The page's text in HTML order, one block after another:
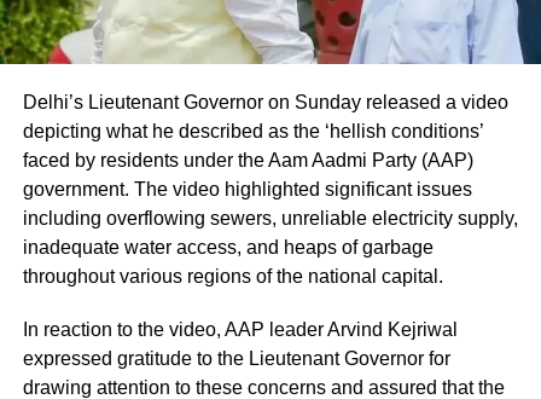
Delhi’s Lieutenant Governor on Sunday released a video
depicting what he described as the ‘hellish conditions’
faced by residents under the Aam Aadmi Party (AAP)
government. The video highlighted significant issues
including overflowing sewers, unreliable electricity supply,
inadequate water access, and heaps of garbage
throughout various regions of the national capital.
In reaction to the video, AAP leader Arvind Kejriwal
expressed gratitude to the Lieutenant Governor for
drawing attention to these concerns and assured that the